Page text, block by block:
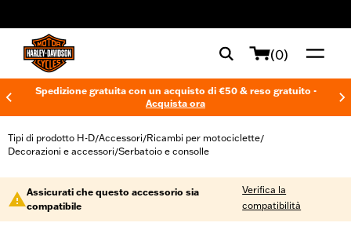
(0)
Spedizione gratuita con un acquisto di €50 & reso gratuito -
Acquista ora
Tipi di prodotto H-D/Accessori/Ricambi per motociclette/
Decorazioni e accessori/Serbatoio e consolle
Assicurati che questo accessorio sia
compatibile
Verifica la
compatibilità